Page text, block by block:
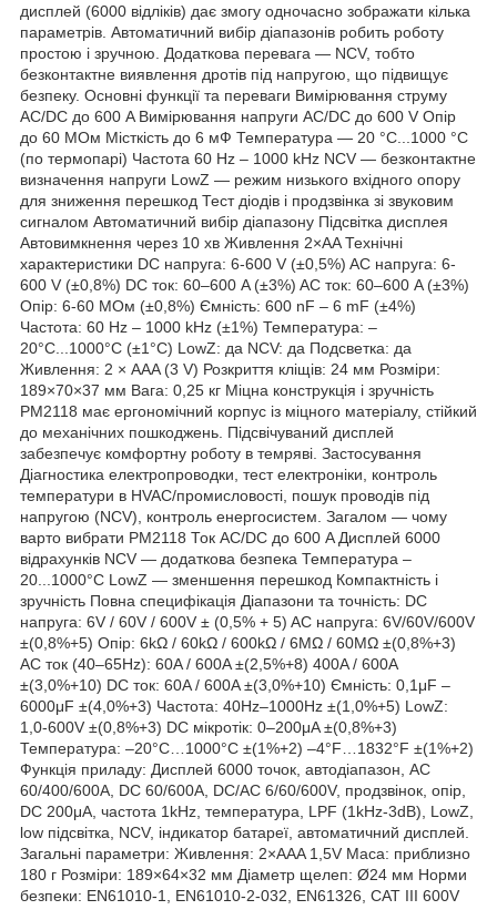
дисплей (6000 відліків) дає змогу одночасно зображати кілька
параметрів. Автоматичний вибір діапазонів робить роботу
простою і зручною. Додаткова перевага — NCV, тобто
безконтактне виявлення дротів під напругою, що підвищує
безпеку. Основні функції та переваги Вимірювання струму
AC/DC до 600 A Вимірювання напруги AC/DC до 600 V Опір
до 60 МОм Місткість до 6 мФ Температура — 20 °C...1000 °C
(по термопарі) Частота 60 Hz – 1000 kHz NCV — безконтактне
визначення напруги LowZ — режим низького вхідного опору
для зниження перешкод Тест діодів і продзвінка зі звуковим
сигналом Автоматичний вибір діапазону Підсвітка дисплея
Автовимкнення через 10 хв Живлення 2×AA Технічні
характеристики DC напруга: 6-600 V (±0,5%) AC напруга: 6-
600 V (±0,8%) DC ток: 60–600 A (±3%) AC ток: 60–600 A (±3%)
Опір: 6-60 МОм (±0,8%) Ємність: 600 nF – 6 mF (±4%)
Частота: 60 Hz – 1000 kHz (±1%) Температура: –
20°C...1000°C (±1°C) LowZ: да NCV: да Подсветка: да
Живлення: 2 × AAA (3 V) Розкриття кліщів: 24 мм Розміри:
189×70×37 мм Вага: 0,25 кг Міцна конструкція і зручність
PM2118 має ергономічний корпус із міцного матеріалу, стійкий
до механічних пошкоджень. Підсвічуваний дисплей
забезпечує комфортну роботу в темряві. Застосування
Діагностика електропроводки, тест електроніки, контроль
температури в HVAC/промисловості, пошук проводів під
напругою (NCV), контроль енергосистем. Загалом — чому
варто вибрати PM2118 Ток AC/DC до 600 A Дисплей 6000
відрахунків NCV — додаткова безпека Температура –
20...1000°C LowZ — зменшення перешкод Компактність і
зручність Повна специфікація Діапазони та точність: DC
напруга: 6V / 60V / 600V ± (0,5% + 5) AC напруга: 6V/60V/600V
±(0,8%+5) Опір: 6kΩ / 60kΩ / 600kΩ / 6MΩ / 60MΩ ±(0,8%+3)
AC ток (40–65Hz): 60A / 600A ±(2,5%+8) 400A / 600A
±(3,0%+10) DC ток: 60A / 600A ±(3,0%+10) Ємність: 0,1μF –
6000μF ±(4,0%+3) Частота: 40Hz–1000Hz ±(1,0%+5) LowZ:
1,0-600V ±(0,8%+3) DC мікротік: 0–200μA ±(0,8%+3)
Температура: –20°C…1000°C ±(1%+2) –4°F…1832°F ±(1%+2)
Функція приладу: Дисплей 6000 точок, автодіапазон, AC
60/400/600A, DC 60/600A, DC/AC 6/60/600V, продзвінок, опір,
DC 200μA, частота 1kHz, температура, LPF (1kHz-3dB), LowZ,
low підсвітка, NCV, індикатор батареї, автоматичний дисплей.
Загальні параметри: Живлення: 2×AAA 1,5V Маса: приблизно
180 г Розміри: 189×64×32 мм Діаметр щелеп: Ø24 мм Норми
безпеки: EN61010-1, EN61010-2-032, EN61326, CAT III 600V